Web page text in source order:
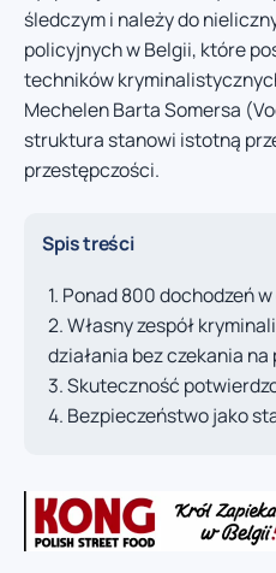
śledczym i należy do
policyjnych w Belgii, które
techników
Mechelen Barta Somersa
struktura stanowi istotną
przestępczości.
Spis treści
Ponad 800 dochodzeń
Własny zespół
działania bez czekania
Skuteczność
Bezpieczeństwo jako